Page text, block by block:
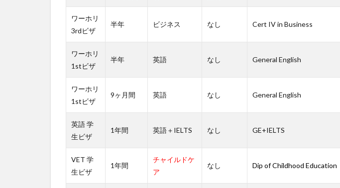
ニ
ー
留
学
エ
ー
ジ
ン
ト
と
え
ば
ト
ワーホリ
3rdビザ
半年 ビジネス なし Cert IV in Business
ワーホリ
1stビザ
半年 英語 なし General English
ワーホリ
1stビザ
9ヶ月間 英語 なし General English
英語 学
生ビザ
1年間 英語＋IELTS なし GE+IELTS
VET 学
生ビザ
1年間
チャイルドケ
ア
なし Dip of Childhood Education